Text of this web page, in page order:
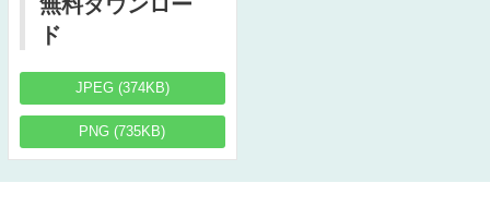
ド
JPEG (374KB)
PNG (735KB)